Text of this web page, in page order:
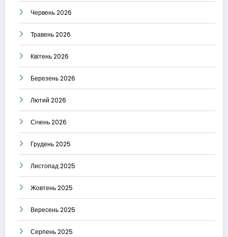
Червень 2026
Травень 2026
Квітень 2026
Березень 2026
Лютий 2026
Січень 2026
Грудень 2025
Листопад 2025
Жовтень 2025
Вересень 2025
Серпень 2025